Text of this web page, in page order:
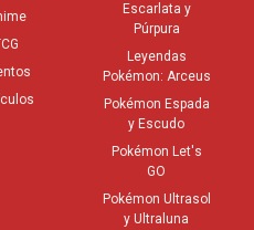
Escarlata y
Púrpura
Leyendas
Pokémon: Arceus
Pokémon Espada
y Escudo
Pokémon Let's
GO
Pokémon Ultrasol
y Ultraluna